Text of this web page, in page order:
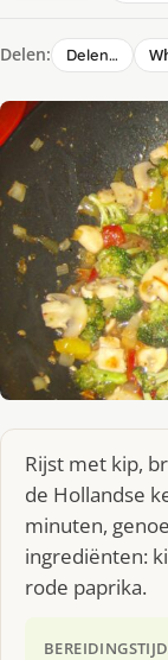
Delen: Delen…
Rijst met kip,
de Hollandse
minuten,
ingrediënten:
rode paprika.
BEREIDINGSTIJD